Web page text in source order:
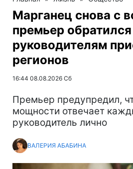
Марганец снова с
премьер
руководителям
регионов
16:44 08.08.2026 Сб
Премьер предупредил,
мощности отвечает
руководитель лично
ВАЛЕРИЯ АБАБИНА